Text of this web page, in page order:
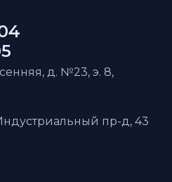
д. №23, э. 8,
пр-д, 43